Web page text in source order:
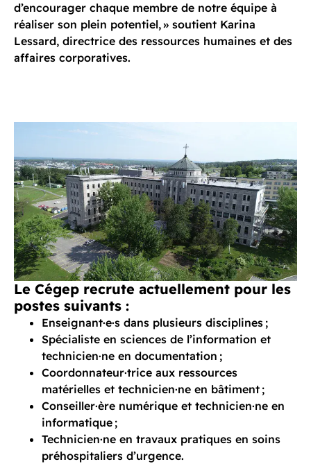
d’encourager chaque membre de notre équipe à
réaliser son plein potentiel, » soutient Karina
Lessard, directrice des ressources humaines et des
affaires corporatives.
Le Cégep recrute actuellement pour les
postes suivants :
Enseignant·e·s dans plusieurs disciplines ;
Spécialiste en sciences de l’information et
technicien·ne en documentation ;
Coordonnateur·trice aux ressources
matérielles et technicien·ne en bâtiment ;
Conseiller·ère numérique et technicien·ne en
informatique ;
Technicien·ne en travaux pratiques en soins
préhospitaliers d’urgence.